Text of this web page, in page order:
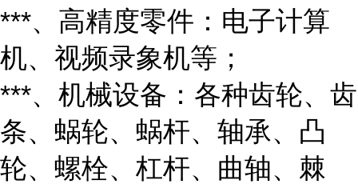
***、高精度零件：电子计算
机、视频录象机等；
***、机械设备：各种齿轮、齿
条、蜗轮、蜗杆、轴承、凸
轮、螺栓、杠杆、曲轴、棘